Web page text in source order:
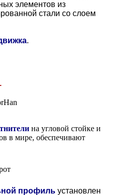
элементов из
стали со слоем
.
на угловой стойке и
в мире, обеспечивают
профиль установлен